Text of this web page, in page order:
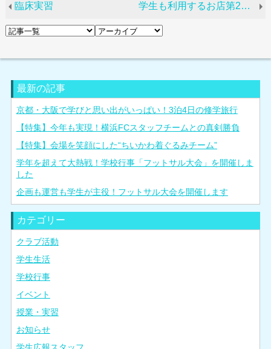
臨床実習 学生も利用するお店第2弾「和利道」
最新の記事
京都・大阪で学びと思い出がいっぱい！3泊4日の修学旅行
【特集】今年も実現！横浜FCスタッフチームとの真剣勝負
【特集】会場を笑顔にした“ちいかわ着ぐるみチーム”
学年を超えて大熱戦！学校行事「フットサル大会」を開催しま
した
企画も運営も学生が主役！フットサル大会を開催します
カテゴリー
クラブ活動
学生生活
学校行事
イベント
授業・実習
お知らせ